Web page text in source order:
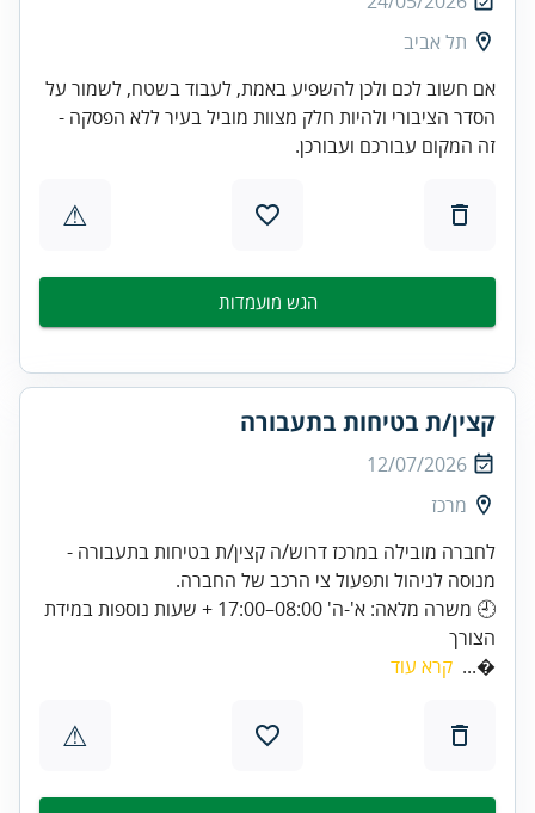
תל אביב
אם חשוב לכם ולכן להשפיע באמת, לעבוד בשטח, לשמור על
הסדר הציבורי ולהיות חלק מצוות מוביל בעיר ללא הפסקה -
זה המקום עבורכם ועבורכן.
⚠
הגש מועמדות
קצין/ת בטיחות בתעבורה
12/07/2026
מרכז
לחברה מובילה במרכז דרוש/ה קצין/ת בטיחות בתעבורה -
מנוסה לניהול ותפעול צי הרכב של החברה.
🕘 משרה מלאה: א'-ה' 08:00–17:00 + שעות נוספות במידת
הצורך
...
קרא עוד
⚠